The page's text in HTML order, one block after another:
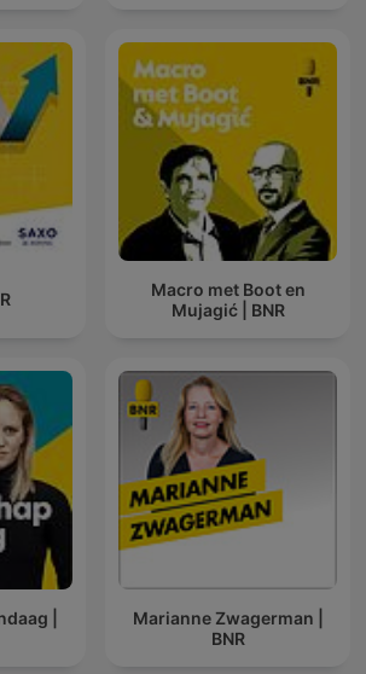
Macro met Boot en
Mujagić | BNR
|
Marianne Zwagerman |
BNR